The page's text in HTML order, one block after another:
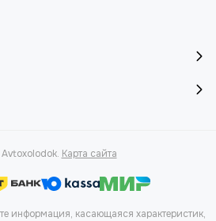
Карта сайта
информация, касающаяся характеристик,